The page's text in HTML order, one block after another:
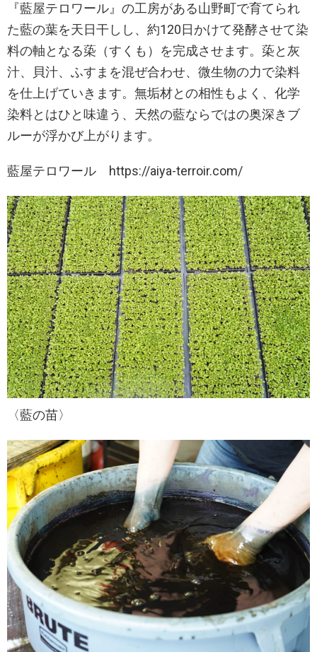
『藍屋テロワール』の工房がある山野町で育てられ
た藍の葉を天日干しし、約120日かけて発酵させて染
料の軸となる蒅（すくも）を完成させます。蒅と灰
汁、貝汁、ふすまを混ぜ合わせ、微生物の力で染料
を仕上げていきます。無垢材との相性もよく、化学
染料とはひと味違う、天然の藍ならではの奥深きブ
ルーが浮かび上がります。
藍屋テロワール https://aiya-terroir.com/
〈藍の苗〉